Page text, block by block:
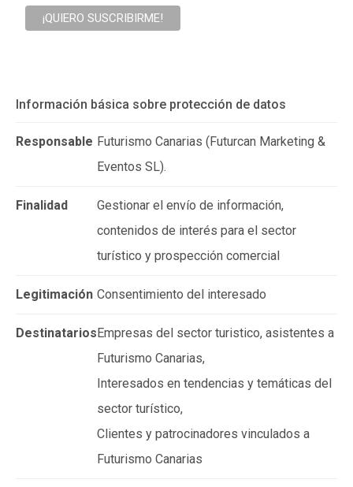
Información básica sobre protección de datos
Responsable Futurismo Canarias (Futurcan Marketing &
Eventos SL).
Finalidad
Gestionar el envío de información,
contenidos de interés para el sector
turístico y prospección comercial
Legitimación Consentimiento del interesado
Destinatarios Empresas del sector turistico, asistentes a
Futurismo Canarias,
Interesados en tendencias y temáticas del
sector turístico,
Clientes y patrocinadores vinculados a
Futurismo Canarias